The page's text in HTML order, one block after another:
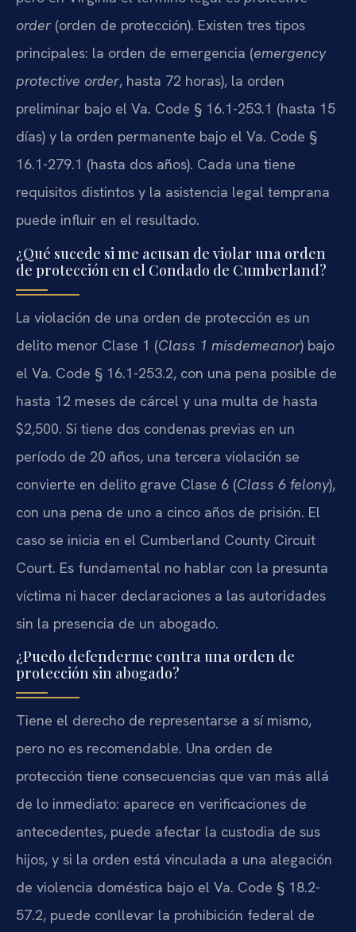
order(orden de protección). Existen tres tipos
principales: la orden de emergencia (emergency
protective order, hasta 72 horas), la orden
preliminar bajo el Va. Code § 16.1-253.1 (hasta 15
días) y la orden permanente bajo el Va. Code §
16.1-279.1 (hasta dos años). Cada una tiene
requisitos distintos y la asistencia legal temprana
puede influir en el resultado.
¿Qué sucede si me acusan de violar una orden
de protección en el Condado de Cumberland?
La violación de una orden de protección es un
delito menor Clase 1 (Class 1 misdemeanor) bajo
el Va. Code § 16.1-253.2, con una pena posible de
hasta 12 meses de cárcel y una multa de hasta
$2,500. Si tiene dos condenas previas en un
período de 20 años, una tercera violación se
convierte en delito grave Clase 6 (Class 6 felony),
con una pena de uno a cinco años de prisión. El
caso se inicia en el Cumberland County Circuit
Court. Es fundamental no hablar con la presunta
víctima ni hacer declaraciones a las autoridades
sin la presencia de un abogado.
¿Puedo defenderme contra una orden de
protección sin abogado?
Tiene el derecho de representarse a sí mismo,
pero no es recomendable. Una orden de
protección tiene consecuencias que van más allá
de lo inmediato: aparece en verificaciones de
antecedentes, puede afectar la custodia de sus
hijos, y si la orden está vinculada a una alegación
de violencia doméstica bajo el Va. Code § 18.2-
57.2, puede conllevar la prohibición federal de